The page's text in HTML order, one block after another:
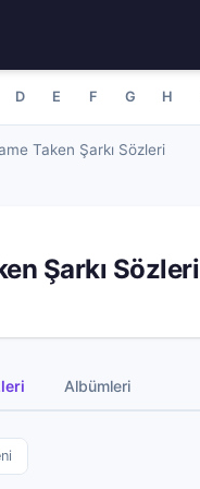
D E F G H
Taken Şarkı Sözleri
Şarkı Sözleri
Albümleri